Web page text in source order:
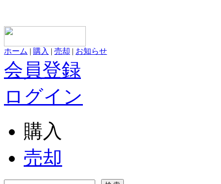
ホーム | 購入 | 売却 | お知らせ
会員登録
ログイン
購入
売却